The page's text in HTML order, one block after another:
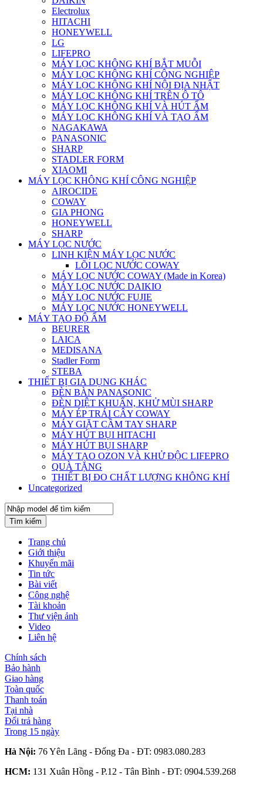
Electrolux
HITACHI
HONEYWELL
LG
LIFEPRO
MÁY LỌC KHÔNG KHÍ BẮT MUỖI
MÁY LỌC KHÔNG KHÍ CÔNG NGHIỆP
MÁY LỌC KHÔNG KHÍ NỘI ĐỊA NHẬT
MÁY LỌC KHÔNG KHÍ TRÊN Ô TÔ
MÁY LỌC KHÔNG KHÍ VÀ HÚT ẨM
MÁY LỌC KHÔNG KHÍ VÀ TẠO ẨM
NAGAKAWA
PANASONIC
SHARP
STADLER FORM
XIAOMI
MÁY LỌC KHÔNG KHÍ CÔNG NGHIỆP
AIROCIDE
COWAY
GIA PHONG
HONEYWELL
SHARP
MÁY LỌC NƯỚC
LINH KIỆN MÁY LỌC NƯỚC
LÕI LỌC NƯỚC COWAY
MÁY LỌC NƯỚC COWAY (Made in Korea)
MÁY LỌC NƯỚC DAIKIO
MÁY LỌC NƯỚC FUJIE
MÁY LỌC NƯỚC HONEYWELL
MÁY TẠO ĐỘ ẨM
BEURER
LAICA
MEDISANA
Stadler Form
STEBA
THIẾT BỊ GIA DỤNG KHÁC
ĐÈN BÀN PANASONIC
ĐÈN DIỆT KHUẨN, KHỬ MÙI SHARP
MÁY ÉP TRÁI CÂY COWAY
MÁY GIẶT CẦM TAY SHARP
MÁY HÚT BỤI HITACHI
MÁY HÚT BỤI SHARP
MÁY TẠO OZON VÀ KHỬ ĐỘC LIFEPRO
QUÀ TẶNG
THIẾT BỊ ĐO CHẤT LƯỢNG KHÔNG KHÍ
Uncategorized
Tìm kiếm
Trang chủ
Giới thiệu
Khuyến mãi
Tin tức
Bài viết
Công nghệ
Tài khoản
Thư viện ảnh
Video
Liên hệ
Chính sách
Bảo hành
Giao hàng
Toàn quốc
Thanh toán
Tại nhà
Đổi trả hàng
Trong 15 ngày
Hà Nội: 76 Yên Lãng - Đống Đa - ĐT: 0983.080.283
HCM: 131 Xuân Hồng - P.12 - Tân Bình - ĐT: 0904.539.268